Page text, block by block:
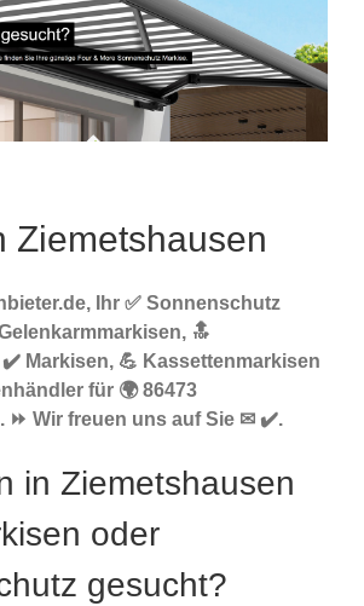
Ziemetshausen
Ihr ✅ Sonnenschutz
🔝
Markisen, 💪 Kassettenmarkisen
für 🌍 86473
⏩ Wir freuen uns auf Sie ✉ ✔️.
in Ziemetshausen
oder
gesucht?